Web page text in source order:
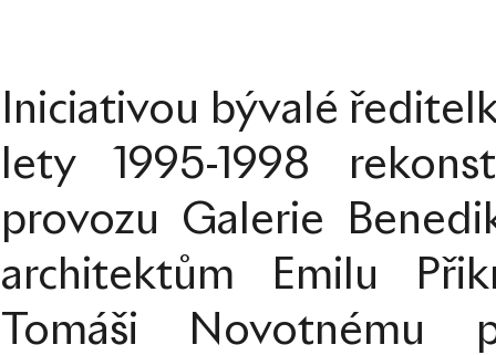
Iniciativou bývalé
lety 1995-1998
provozu Galerie
architektům Emilu
Tomáši Novotnému